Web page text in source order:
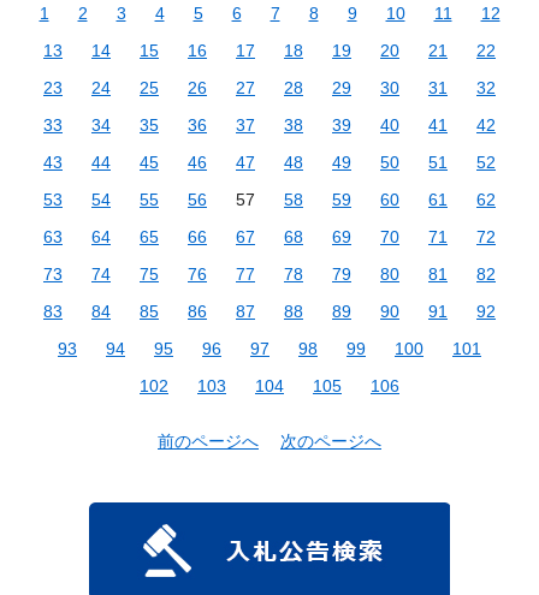
1 2 3 4 5 6 7 8 9 10 11
12
13
14 15 16 17 18 19 20 21
22
23
24 25 26 27 28 29 30 31
32
33
34 35 36 37 38 39 40 41
42
43
44 45 46 47 48 49 50 51
52
53
54 55 56 57 58 59 60 61
62
63
64 65 66 67 68 69 70 71
72
73
74 75 76 77 78 79 80 81
82
83
84 85 86 87 88 89 90 91
92
93
94 95 96 97 98 99 100
101
102
103 104 105 106
前のページへ 次のページへ